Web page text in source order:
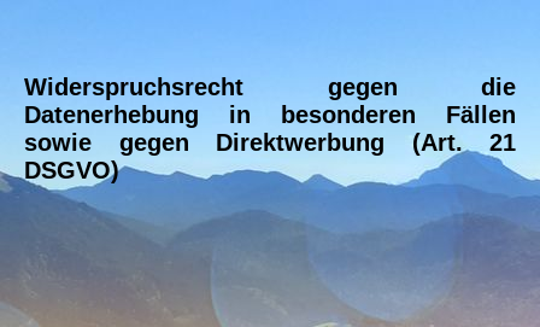
Widerspruchsrecht gegen die
Datenerhebung in besonderen Fällen
sowie gegen Direktwerbung (Art. 21
DSGVO)